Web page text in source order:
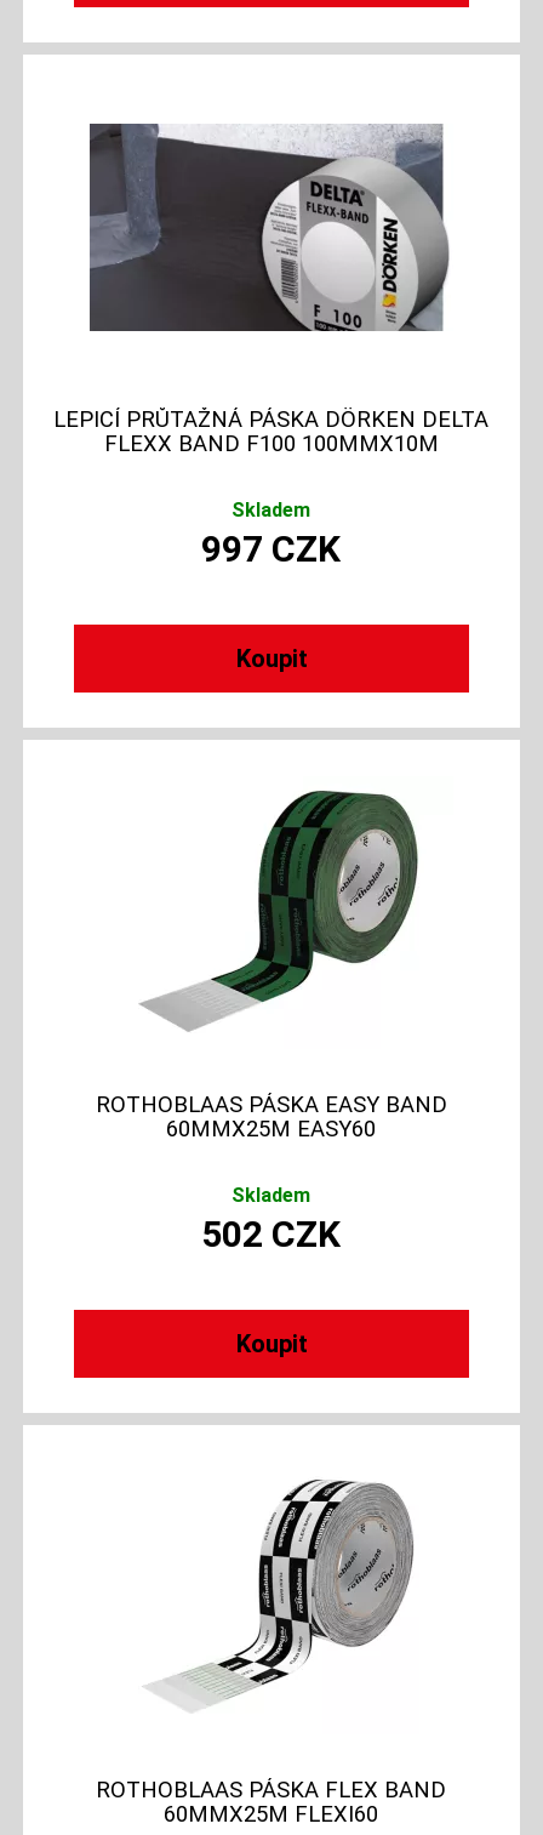
LEPICÍ PRŮTAŽNÁ PÁSKA DÖRKEN DELTA
FLEXX BAND F100 100MMX10M
Skladem
997 CZK
ROTHOBLAAS PÁSKA EASY BAND
60MMX25M EASY60
Skladem
502 CZK
ROTHOBLAAS PÁSKA FLEX BAND
60MMX25M FLEXI60